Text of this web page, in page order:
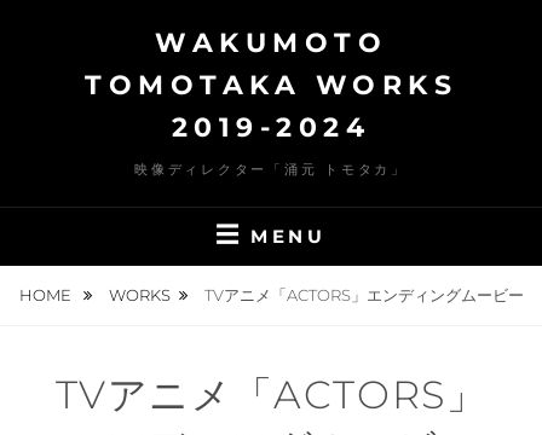
WAKUMOTO
TOMOTAKA WORKS
2019-2024
映像ディレクター「涌元 トモタカ」
MENU
HOME WORKS TVアニメ「ACTORS」エンディングムービー
TVアニメ「ACTORS」